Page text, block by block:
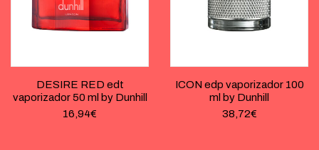
DESIRE RED edt
vaporizador 50 ml by Dunhill
16,94€
ICON edp vaporizador 100
ml by Dunhill
38,72€